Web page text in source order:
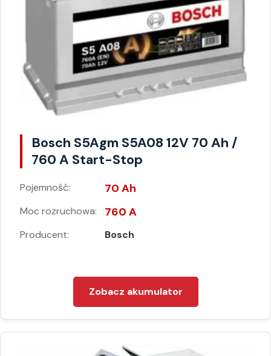
Bosch S5Agm S5A08 12V 70 Ah /
760 A Start-Stop
Pojemność: 70 Ah
Moc rozruchowa: 760 A
Producent: Bosch
Zobacz akumulator